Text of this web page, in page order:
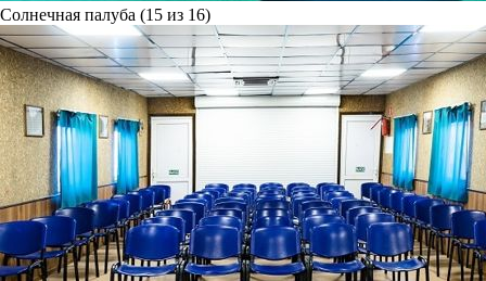
Солнечная палуба (15 из 16)